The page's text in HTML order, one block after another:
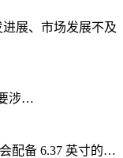
展、市场发展不及
涉…
配备 6.37 英寸的…